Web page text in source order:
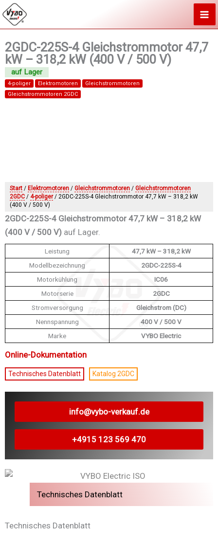
Zum
Inhalt
2GDC-225S-4 Gleichstrommotor 47,7
kW – 318,2 kW (400 V / 500 V)
4-poliger Elektromotoren
Gleichstrommotoren
Gleichstrommotoren 2GDC
Start / Elektromotoren / Gleichstrommotoren / Gleichstrommotoren
2GDC / 4-poliger/ 2GDC-225S-4 Gleichstrommotor 47,7 kW – 318,2 kW
(400 V / 500 V)
2GDC-225S-4 Gleichstrommotor 47,7 kW – 318,2 kW
(400 V / 500 V) auf Lager.
Leistung
47,7 kW – 318,2 kW
Modellbezeichnung
2GDC-225S-4
Motorkühlung
IC06
Motorserie
2GDC
Stromversorgung
Gleichstrom (DC)
Nennspannung
400 V / 500 V
Marke
VYBO Electric
Online-Dokumentation
Technisches Datenblatt Katalog 2GDC
info@vybo-verkauf.de
+4915 123 569 470
Technisches Datenblatt
Technisches Datenblatt